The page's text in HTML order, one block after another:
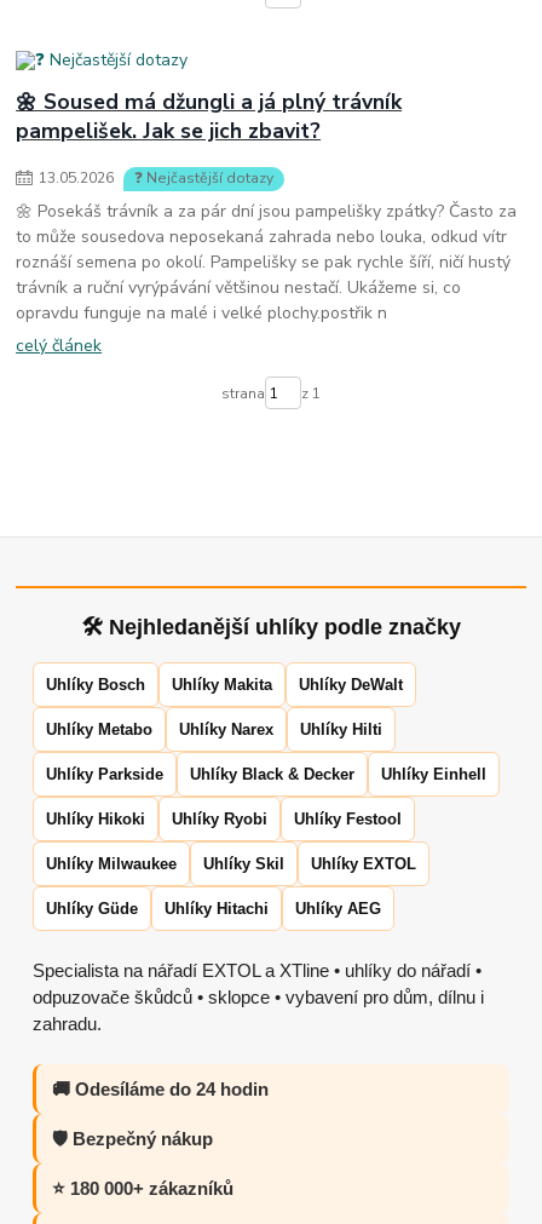
🌼 Soused má džungli a já plný trávník
pampelišek. Jak se jich zbavit?
13.05.2026 ❓ Nejčastější dotazy
🌼 Posekáš trávník a za pár dní jsou pampelišky zpátky? Často za
to může sousedova neposekaná zahrada nebo louka, odkud vítr
roznáší semena po okolí. Pampelišky se pak rychle šíří, ničí hustý
trávník a ruční vyrýpávání většinou nestačí. Ukážeme si, co
opravdu funguje na malé i velké plochy.postřik n
celý článek
strana z 1
🛠 Nejhledanější uhlíky podle značky
Uhlíky Bosch Uhlíky Makita Uhlíky DeWalt
Uhlíky Metabo Uhlíky Narex Uhlíky Hilti
Uhlíky Parkside Uhlíky Black & Decker Uhlíky Einhell
Uhlíky Hikoki Uhlíky Ryobi Uhlíky Festool
Uhlíky Milwaukee Uhlíky Skil Uhlíky EXTOL
Uhlíky Güde Uhlíky Hitachi Uhlíky AEG
Specialista na nářadí EXTOL a XTline • uhlíky do nářadí •
odpuzovače škůdců • sklopce • vybavení pro dům, dílnu i
zahradu.
🚚 Odesíláme do 24 hodin
🛡️ Bezpečný nákup
⭐ 180 000+ zákazníků